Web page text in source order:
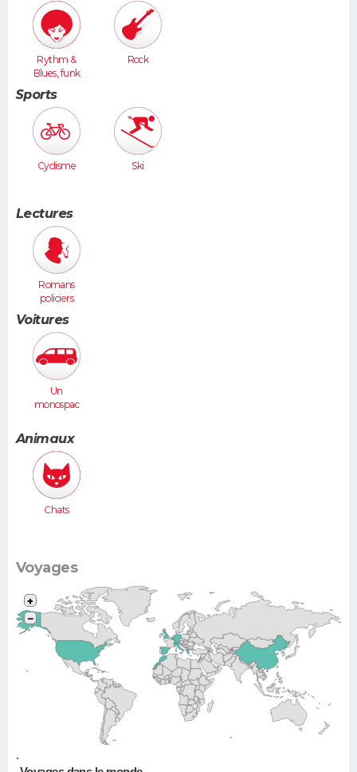
Rythm &
Blues, funk
Rock
Sports
Cyclisme Ski
Lectures
Romans
policiers
Voitures
Un
monospac
Xsara
Picasso...)
Animaux
Chats
Voyages
•
+
−